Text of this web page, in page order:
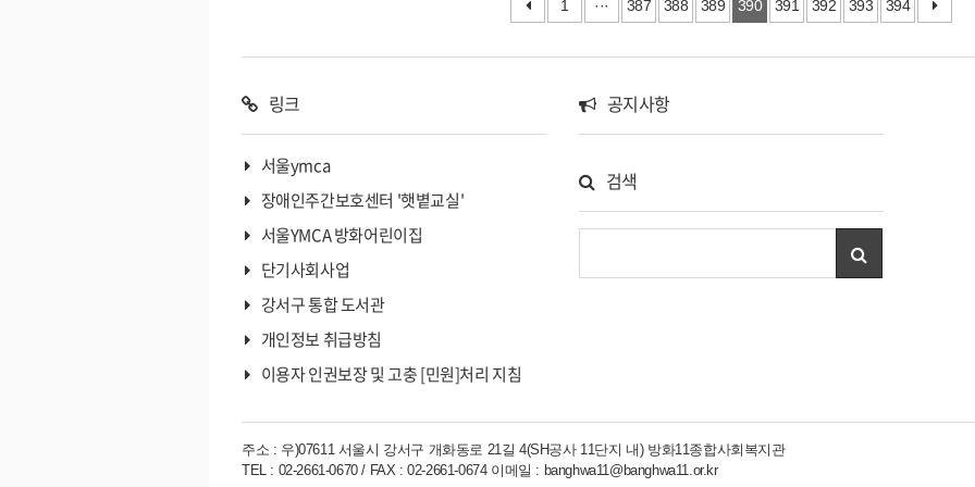
나왔습니다. 주로 운전을 해서 많이 다녔던 길이라
방신시장까지 왔습니다. 권대익 사회복지사는 방화
들려 인사를 드렸다고 합니다. 합격하면 인사드리
러 오겠다고 약속하였지만 아직 찾아뵙지 못해 사
장님께 인사를 드리러 함께 갔..
다. 며칠 전 파란 하늘과 구름이 떠다니던 모습이 그
음에는 동네 주민이기도 하신 김미경 과장님과 둘
가양동에서 사진관을 운영하시다가 13년 전에 지
이 찍으셨다고 하셨습니다. 다..
생각했
1 ··· 387 388 389 390 391 392 393 394
링크
서울ymca
장애인주간보호센터 '햇볕교실'
서울YMCA 방화어린이집
단기사회사업
강서구 통합 도서관
개인정보 취급방침
이용자 인권보장 및 고충 [민원]처리 지침
공지사항
검색
주소 : 우)07611 서울시 강서구 개화동로 21길 4(SH공사 11단지 내) 방화11종합사회복지관
TEL : 02-2661-0670 / FAX : 02-2661-0674 이메일 : banghwa11@banghwa11.or.kr